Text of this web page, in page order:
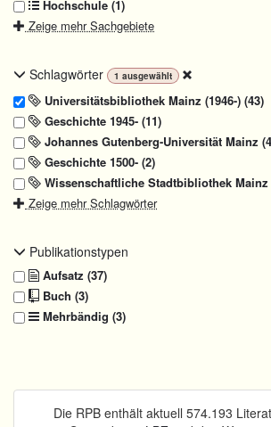
Hochschule (1)
Zeige mehr Sachgebiete
Schlagwörter 1 ausgewählt
Universitätsbibliothek Mainz (1946-) (43)
Geschichte 1945- (11)
Johannes Gutenberg-Universität Mainz
Geschichte 1500- (2)
Wissenschaftliche Stadtbibliothek Mainz
Zeige mehr Schlagwörter
Publikationstypen
Aufsatz (37)
Buch (3)
Mehrbändig (3)
Die RPB enthält aktuell 574.193